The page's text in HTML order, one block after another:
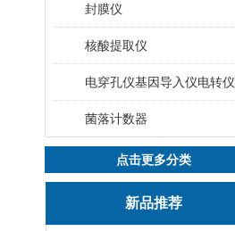
封膜仪
核酸提取仪
电穿孔仪基因导入仪电转仪
菌落计数器
点击更多分类
新品推荐